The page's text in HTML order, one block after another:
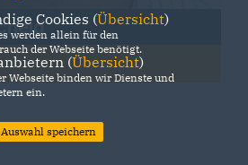
Cookies (Übersicht)
werden allein für den
der Webseite benötigt.
(Übersicht)
Webseite binden wir Dienste und
ein.
Auswahl speichern